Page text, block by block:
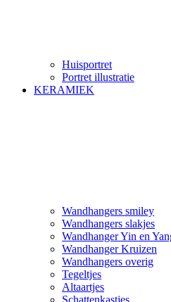
Huisportret
Portret illustratie
KERAMIEK
Wandhangers smiley
Wandhangers slakjes
Wandhanger Yin en
Wandhanger Kruizen
Wandhangers overig
Tegeltjes
Altaartjes
Schattenkastjes